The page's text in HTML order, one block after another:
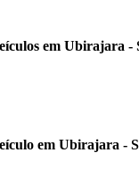
em Ubirajara -
em Ubirajara -